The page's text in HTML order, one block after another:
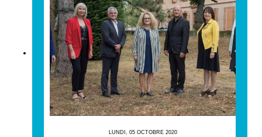
LUNDI, 05 OCTOBRE 2020